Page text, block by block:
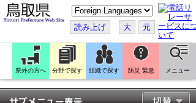
こ
の
ペ
ー
ジ
翻
訳
す
る
読み上げ 大 元
県外の方へ 分野で探す 組織で探す 防災 緊急 メニュー